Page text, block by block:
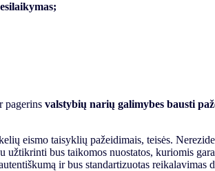
pagerins valstybių narių galimybes bausti
eismo taisyklių pažeidimais, teisės.
užtikrinti bus taikomos nuostatos, kuriomis
ir bus standartizuotas reikalavimas